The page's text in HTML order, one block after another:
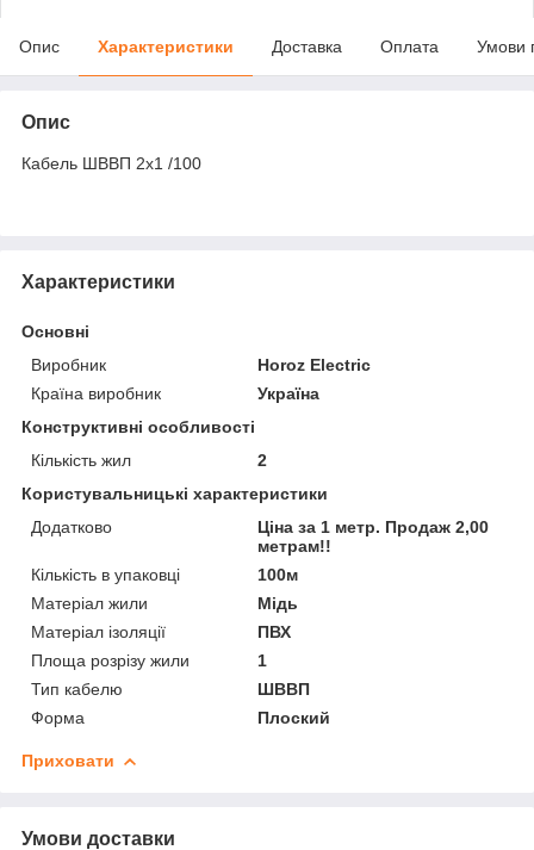
Опис Характеристики Доставка Оплата Умови
Опис
Кабель ШВВП 2х1 /100
Характеристики
Основні
Виробник
Horoz Electric
Країна виробник
Україна
Конструктивні особливості
Кількість жил
2
Користувальницькі характеристики
Додатково
Ціна за 1 метр. Продаж 2,00
метрам!!
Кількість в упаковці
100м
Матеріал жили
Мідь
Матеріал ізоляції
ПВХ
Площа розрізу жили
1
Тип кабелю
ШВВП
Форма
Плоский
Приховати
Умови доставки